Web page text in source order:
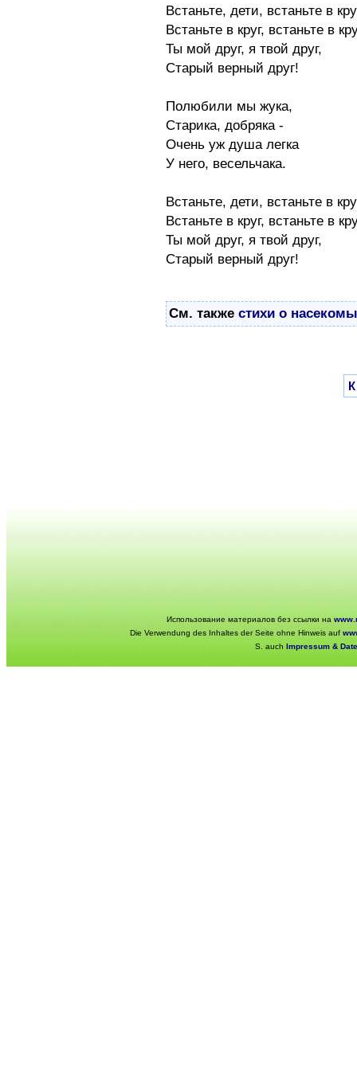
Встаньте, дети, встаньте в
Встаньте в круг, встаньте в
Ты мой друг, я твой друг,
Старый верный друг!
Полюбили мы жука,
Старика, добряка -
Очень уж душа легка
У него, весельчака.
Встаньте, дети, встаньте в
Встаньте в круг, встаньте в
Ты мой друг, я твой друг,
Старый верный друг!
См. также стихи о
Использование материалов без ссылки на
Die Verwendung des Inhaltes der Seite ohne Hinweis auf
S. auch Impressum &